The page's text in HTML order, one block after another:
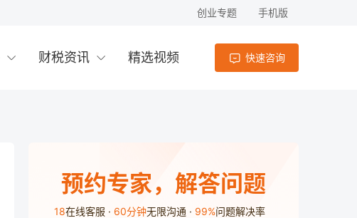
创业专题 手机版
财税资讯 精选视频 快速咨询
预约专家，解答问题
18在线客服 60分钟无限沟通 99%问题解决率